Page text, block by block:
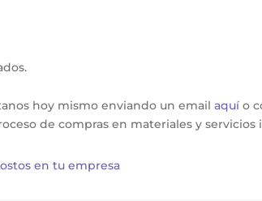
hoy mismo enviando un emailaquío
de compras en materiales y servicios
en tu empresa